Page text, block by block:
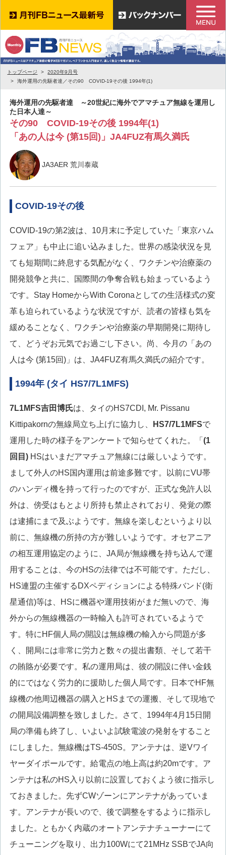
トップページ
2020年9月号
海外運用の先駆者達／その90 COVID-19その後 1994年(1)
海外運用の先駆者達 ～20世紀に海外でアマチュア無線を運用し
た日本人達～
その90 COVID-19その後 1994年(1)
「あの人は今 (第15回)」JA4FUZ有馬久満氏
JA3AER 荒川泰蔵
COVID-19その後
COVID-19の第2波は、10月末に予定していた「東京ハム
フェア」も中止に追い込みました。世界の感染状況を見
ても短期間に終息する気配がなく、ワクチンや治療薬の
開発競争と共に、国際間の争奪合戦も始まっているよう
です。Stay HomeからWith Coronaとしての生活様式の変
革も迫られているような状況ですが、読者の皆様も気を
緩めることなく、ワクチンや治療薬の早期開発に期待し
て、どうぞお元気でお過ごし下さい。尚、今月の「あの
人は今 (第15回)」は、JA4FUZ有馬久満氏の紹介です。
1994年 (タイ HS7/7L1MFS)
7L1MFS吉田博氏は、タイのHS7CDI, Mr. Pissanu
Kittipakornの無線局立ち上げに協力し、
HS7/7L1MFSで
運用した時の様子をアンケートで知らせてくれた。「 (1
回目)HSはいまだアマチュア無線には厳しいようです。
まして外人のHS国内運用は前途多難です。以前にVU帯
のハンディ機を持って行ったのですが、正式な免許人以
外は、傍受はもとより所持も禁止されており、発覚の際
は逮捕にまで及ぶようです。無線を楽しむというより以
前に、無線機の所持の方が難しいようです。オセアニア
の相互運用協定のように、JA局が無線機を持ち込んで運
用することは、今のHSの法律では不可能です。ただし、
HS連盟の主催するDXペディションによる特殊バンド(衛
星通信)等は、HSに機器や運用技術がまだ無いので、海
外からの無線機器の一時輸入も許可されているようで
す。特にHF個人局の開設は無線機の輸入から問題が多
く、開局には非常に労力と数々の提出書類、そして若干
の賄賂が必要です。私の運用局は、彼の開設に伴い金銭
的にではなく労力的に援助した個人局です。日本でHF無
線機の他周辺機器の購入とHSまでの運搬、そして現地で
の開局設備調整を致しました。さて、1994年4月15日開
局の準備も終了し、いよいよ試験電波の発射をすること
にしました。無線機はTS-450S。アンテナは、逆Vワイ
ヤーダイポールです。給電点の地上高は約20mです。ア
ンテナは私のHS入り以前に設置しておくよう彼に指示し
ておきました。先ずCWゾーンにアンテナがあっていま
す。アンテナが長いので、後で調整をするように指示し
ました。ともかく内蔵のオートアンテナチューナーにて
チューニングを取り、出力100Wにて21MHz SSBでJA向